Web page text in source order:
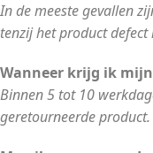
In de meeste gevallen
tenzij het product defect
Wanneer krijg ik
Binnen 5 tot 10
geretourneerde product.